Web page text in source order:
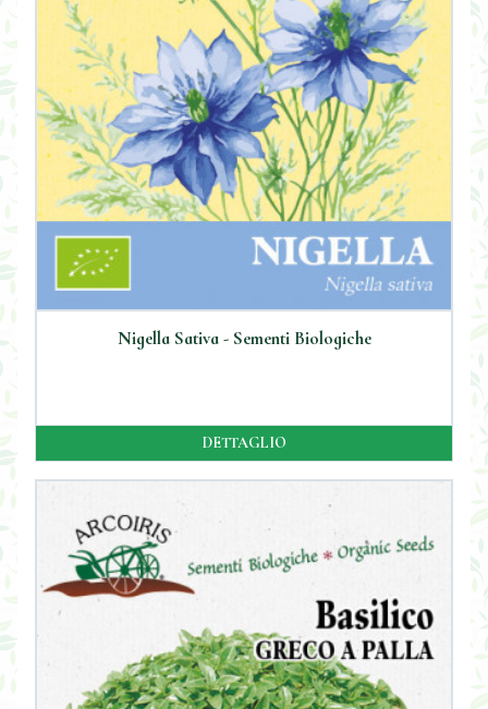
Nigella Sativa - Sementi Biologiche
DETTAGLIO